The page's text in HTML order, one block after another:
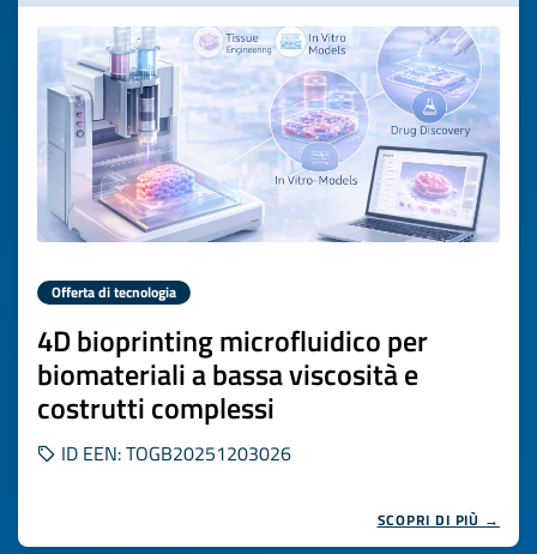
Offerta di tecnologia
4D bioprinting microfluidico per
biomateriali a bassa viscosità e
costrutti complessi
ID EEN: TOGB20251203026
SCOPRI DI PIÙ →